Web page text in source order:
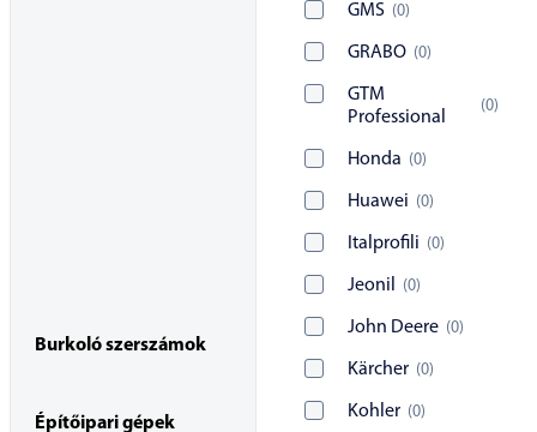
GMS (0)
GRABO (0)
GTM
Professional
(0)
Honda (0)
Huawei (0)
Italprofili (0)
Jeonil (0)
John Deere (0)
Kärcher (0)
Kohler (0)
Burkoló szerszámok
Építőipari gépek